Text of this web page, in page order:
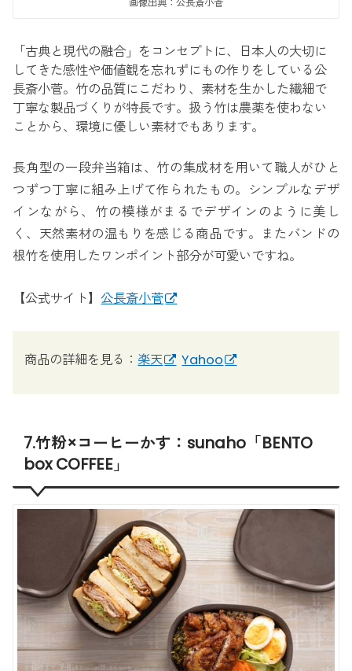
画像出典：公長斎小菅
「古典と現代の融合」をコンセプトに、日本人の大切に
してきた感性や価値観を忘れずにもの作りをしている公
長斎小菅。竹の品質にこだわり、素材を生かした繊細で
丁寧な製品づくりが特長です。扱う竹は農薬を使わない
ことから、環境に優しい素材でもあります。
長角型の一段弁当箱は、竹の集成材を用いて職人がひと
つずつ丁寧に組み上げて作られたもの。シンプルなデザ
インながら、竹の模様がまるでデザインのように美し
く、天然素材の温もりを感じる商品です。またバンドの
根竹を使用したワンポイント部分が可愛いですね。
【公式サイト】公長斎小菅
商品の詳細を見る： 楽天 Yahoo
7.竹粉×コーヒーかす：sunaho「BENTO
box COFFEE」